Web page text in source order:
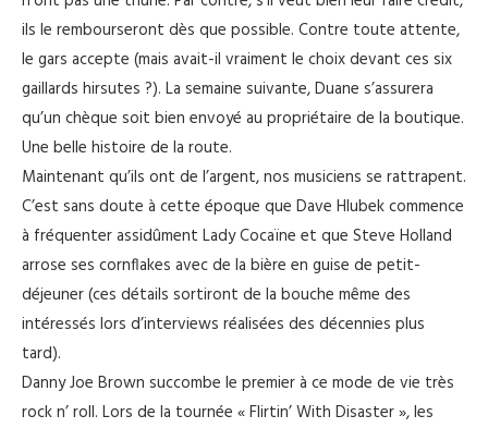
ils le rembourseront dès que possible. Contre toute attente,
le gars accepte (mais avait-il vraiment le choix devant ces six
gaillards hirsutes ?). La semaine suivante, Duane s’assurera
qu’un chèque soit bien envoyé au propriétaire de la boutique.
Une belle histoire de la route.
Maintenant qu’ils ont de l’argent, nos musiciens se rattrapent.
C’est sans doute à cette époque que Dave Hlubek commence
à fréquenter assidûment Lady Cocaïne et que Steve Holland
arrose ses cornflakes avec de la bière en guise de petit-
déjeuner (ces détails sortiront de la bouche même des
intéressés lors d’interviews réalisées des décennies plus
tard).
Danny Joe Brown succombe le premier à ce mode de vie très
rock n’ roll. Lors de la tournée « Flirtin’ With Disaster », les